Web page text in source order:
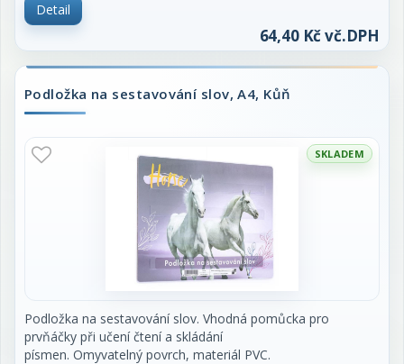
Detail
64,40 Kč vč.DPH
Podložka na sestavování slov, A4, Kůň
SKLADEM
Podložka na sestavování slov. Vhodná pomůcka pro
prvňáčky při učení čtení a skládání
písmen. Omyvatelný povrch, materiál PVC.